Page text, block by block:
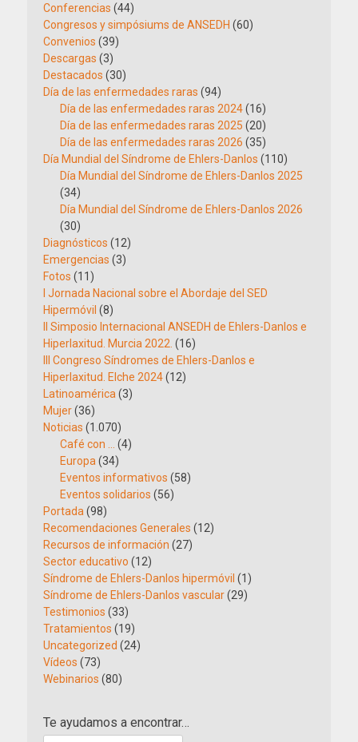
Conferencias (44)
Congresos y simpósiums de ANSEDH (60)
Convenios (39)
Descargas (3)
Destacados (30)
Día de las enfermedades raras (94)
Día de las enfermedades raras 2024(16)
Día de las enfermedades raras 2025 (20)
Día de las enfermedades raras 2026 (35)
Día Mundial del Síndrome de Ehlers-Danlos (110)
Día Mundial del Síndrome de Ehlers-Danlos 2025
(34)
Día Mundial del Síndrome de Ehlers-Danlos 2026
(30)
Diagnósticos (12)
Emergencias (3)
Fotos (11)
I Jornada Nacional sobre el Abordaje del SED
Hipermóvil (8)
II Simposio Internacional ANSEDH de Ehlers-Danlos e
Hiperlaxitud. Murcia 2022. (16)
III Congreso Síndromes de Ehlers-Danlos e
Hiperlaxitud. Elche 2024(12)
Latinoamérica (3)
Mujer(36)
Noticias (1.070)
Café con …
(4)
Europa (34)
Eventos informativos (58)
Eventos solidarios (56)
Portada (98)
Recomendaciones Generales (12)
Recursos de información (27)
Sector educativo (12)
Síndrome de Ehlers-Danlos hipermóvil (1)
Síndrome de Ehlers-Danlos vascular(29)
Testimonios (33)
Tratamientos (19)
Uncategorized (24)
Vídeos (73)
Webinarios (80)
Te ayudamos a encontrar…